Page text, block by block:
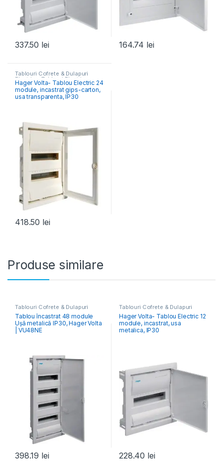
337.50 lei 164.74 lei
Tablouri Cofrete & Dulapuri
Electrice ,Tablouri Electrice
Rezidențiale Încastrate
Hager Volta- Tablou Electric 24
module, incastrat gips-carton,
usa transparenta, IP30
418.50 lei
Produse similare
Tablouri Cofrete & Dulapuri
Electrice Tablouri Electrice
Rezidențiale Încastrate
Tablou încastrat 48 module
Ușă metalică IP30, Hager Volta
| VU48NE
398.19 lei
Tablouri Cofrete & Dulapuri
Electrice ,Tablouri Electrice
Rezidențiale Încastrate
Hager Volta- Tablou Electric 12
module, incastrat, usa
metalica, IP30
228.40 lei